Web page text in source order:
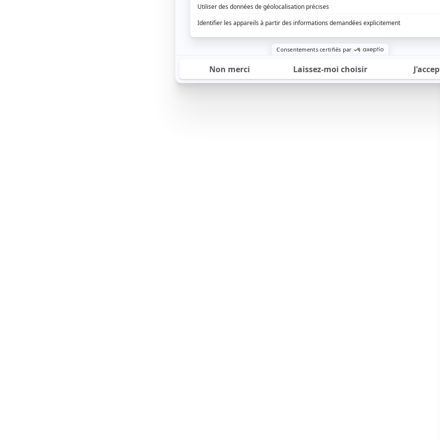
Tourisme – culture – sport Île-de-France